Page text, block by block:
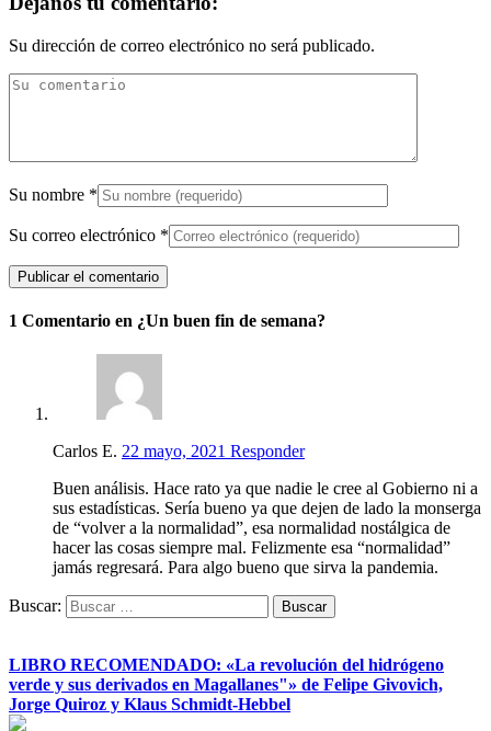
Su dirección de correo electrónico no será publicado.
Su nombre *
Su correo electrónico *
1 Comentario en ¿Un buen fin de semana?
Carlos E. 22 mayo, 2021 Responder
Buen análisis. Hace rato ya que nadie le cree al Gobierno ni a
sus estadísticas. Sería bueno ya que dejen de lado la monserga
de “volver a la normalidad”, esa normalidad nostálgica de
hacer las cosas siempre mal. Felizmente esa “normalidad”
jamás regresará. Para algo bueno que sirva la pandemia.
Buscar:
LIBRO RECOMENDADO: «La revolución del hidrógeno
verde y sus derivados en Magallanes"» de Felipe Givovich,
Jorge Quiroz y Klaus Schmidt-Hebbel